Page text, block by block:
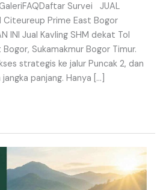
Survei JUAL
Citeureup Prime East Bogor
INI Jual Kavling SHM dekat Tol
Sukamakmur Bogor Timur.
strategis ke jalur Puncak 2, dan
panjang. Hanya […]